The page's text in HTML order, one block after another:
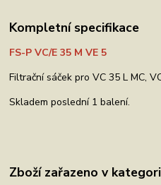
Kompletní specifikace
FS-P VC/E 35 M VE 5
Filtrační sáček pro VC 35 L MC,
Skladem poslední 1 balení.
Zboží zařazeno v